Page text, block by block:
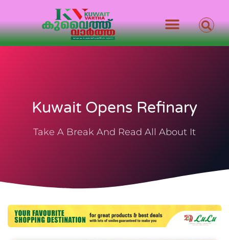
Kuwait Opens Refinary
Take A Break And Read All About It